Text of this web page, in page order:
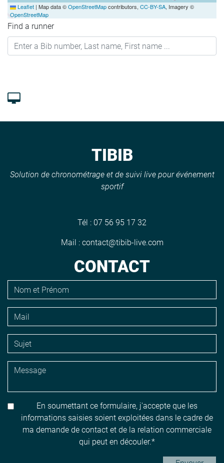
Leaflet | Map data ©OpenStreetMapcontributors, CC-BY-SA, Imagery ©
OpenStreetMap
Find a runner
TIBIB
Solution de chronométrage et de suivi live pour événement
sportif
Tél : 07 56 95 17 32
Mail : contact@tibib-live.com
CONTACT
En soumettant ce formulaire, j'accepte que les
informations saisies soient exploitées dans le cadre de
ma demande de contact et de la relation commerciale
qui peut en découler.